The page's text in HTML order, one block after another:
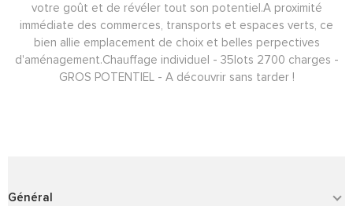
votre goût et de révéler tout son potentiel.A proximité
immédiate des commerces, transports et espaces verts, ce
bien allie emplacement de choix et belles perpectives
d'aménagement.Chauffage individuel - 35lots 2700 charges -
GROS POTENTIEL - A découvrir sans tarder !
Général